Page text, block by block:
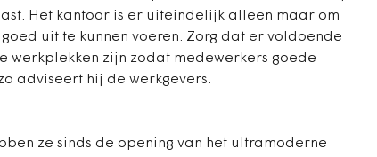
Het kantoor is er uiteindelijk alleen maar om
uit te kunnen voeren. Zorg dat er voldoende
werkplekken zijn zodat medewerkers goede
adviseert hij de werkgevers.
ze sinds de opening van het ultramoderne